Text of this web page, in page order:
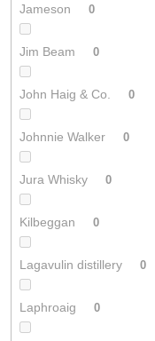
Jameson 0
Jim Beam 0
John Haig & Co. 0
Johnnie Walker 0
Jura Whisky 0
Kilbeggan 0
Lagavulin distillery 0
Laphroaig 0